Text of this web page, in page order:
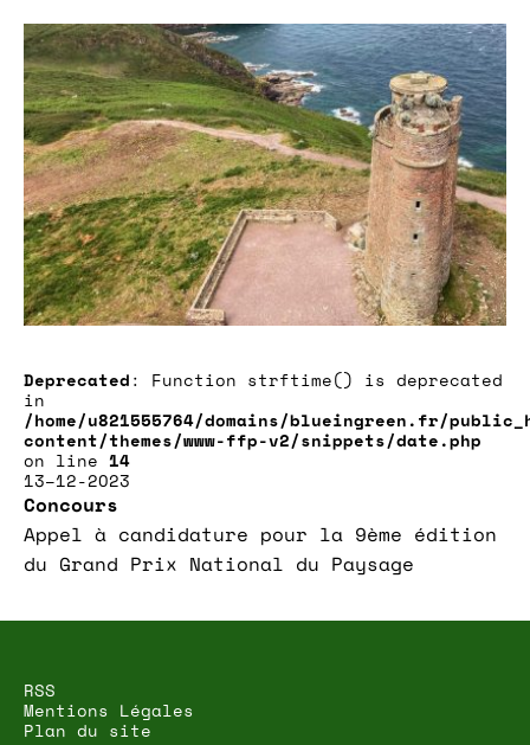
Deprecated: Function strftime() is deprecated
in
/home/u821555764/domains/blueingreen.fr/
content/themes/www-ffp-v2/snippets/date.php
on line 14
13–12-2023
Concours
Appel à candidature pour la 9ème édition
du Grand Prix National du Paysage
RSS
Mentions Légales
Plan du site